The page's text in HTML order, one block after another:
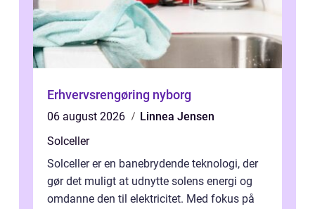
Erhvervsrengøring nyborg
06 august 2026
Linnea Jensen
Solceller
Solceller er en banebrydende teknologi, der
gør det muligt at udnytte solens energi og
omdanne den til elektricitet. Med fokus på